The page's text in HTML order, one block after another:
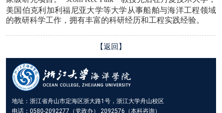
美国伯克利加利福尼亚大学等大学从事船舶与海洋工程领域
的教研科学工作，拥有丰富的科研经历和工程实践经验。
【返回】
地址：浙江省舟山市定海区浙大路1号，浙江大学舟山校区
电话：0580-2092277（党政办） 2092576（本科咨询）